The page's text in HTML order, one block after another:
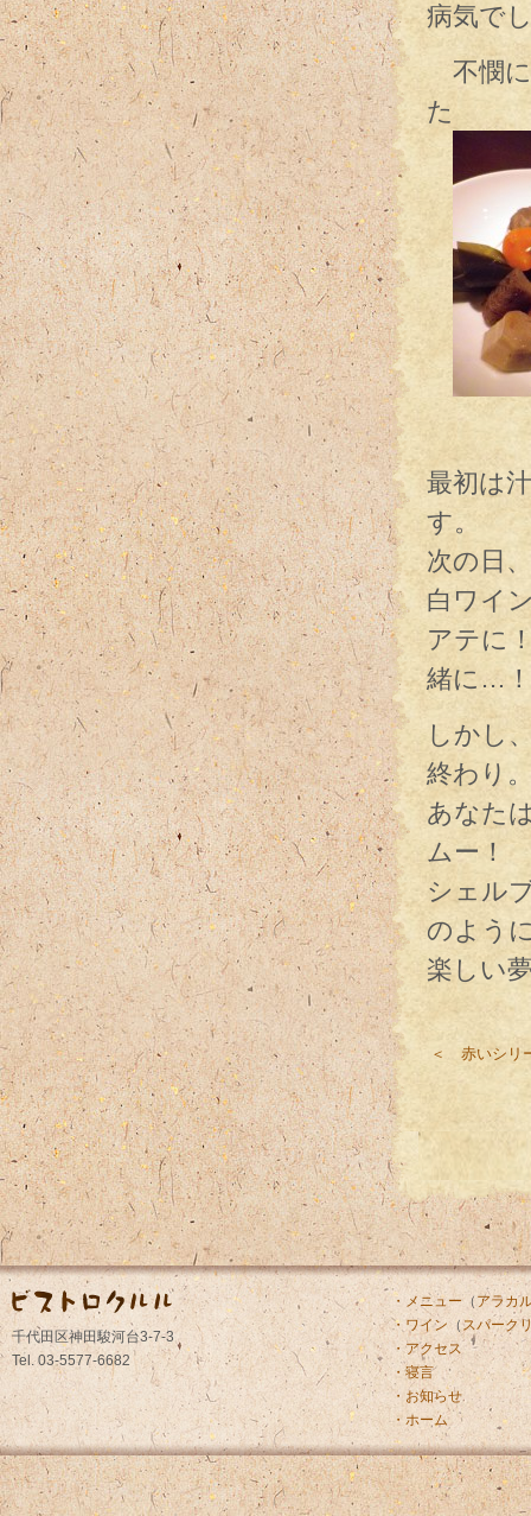
病気で
不憫に
た
最初は
す。
次の日
白ワイ
アテに
緒に…！
しかし
終わり
あなた
ムー！
シェル
のよう
楽しい
＜ 赤いシリ
千代田区神田駿河台3-7-3
Tel. 03-5577-6682
・メニュー（ アラカ
・ワイン （スパーク
・アクセス
・寝言
・お知らせ
・ホーム